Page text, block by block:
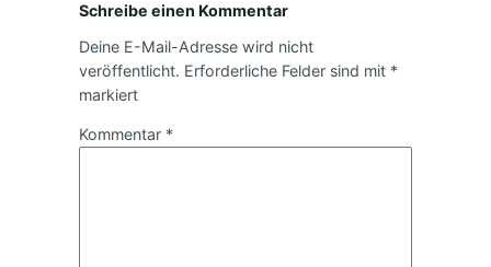
Schreibe einen Kommentar
Deine E-Mail-Adresse wird nicht
veröffentlicht. Erforderliche Felder sind mit *
markiert
Kommentar *